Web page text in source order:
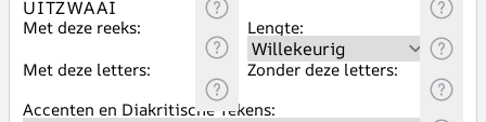
Met deze reeks:
Lengte:
Met deze letters:
Zonder deze letters:
Accenten en Diakritische Tekens: